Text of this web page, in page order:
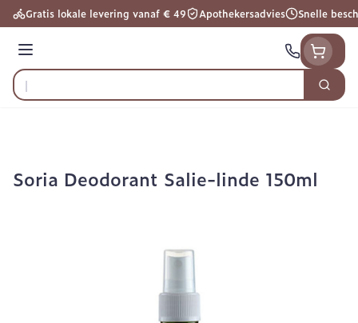
Ga naar de inhoud
Gratis lokale levering vanaf € 49 Apothekersadvies Snelle
Menu
Product, merk, categorie...
Zoek
Soria Deodorant Salie-linde 150ml